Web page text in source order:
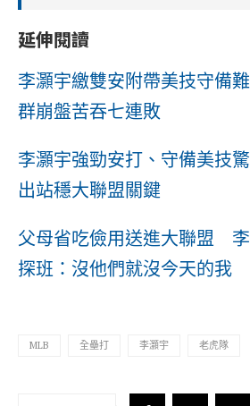
延伸閱讀
李灝宇繳雙安附帶美技守備
群崩盤苦吞七連敗
李灝宇強勁安打、守備美技
出站穩大聯盟關鍵
父母省吃儉用送進大聯盟
探班：沒他們就沒今天的我
MLB 全壘打 李灝宇 老虎隊